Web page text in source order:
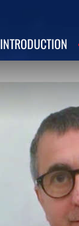
INTRODUCTION